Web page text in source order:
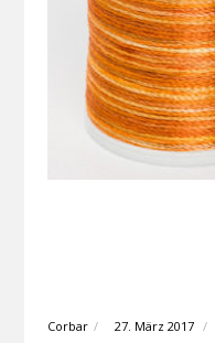
Corbar 27. März 2017